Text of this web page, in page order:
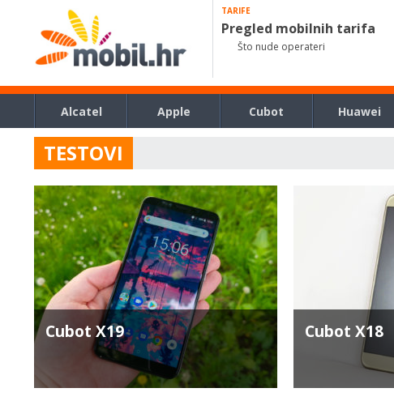
TARIFE
Pregled mobilnih tarifa
Što nude operateri
Alcatel Apple Cubot Huawei
TESTOVI
Cubot X19 Cubot X18